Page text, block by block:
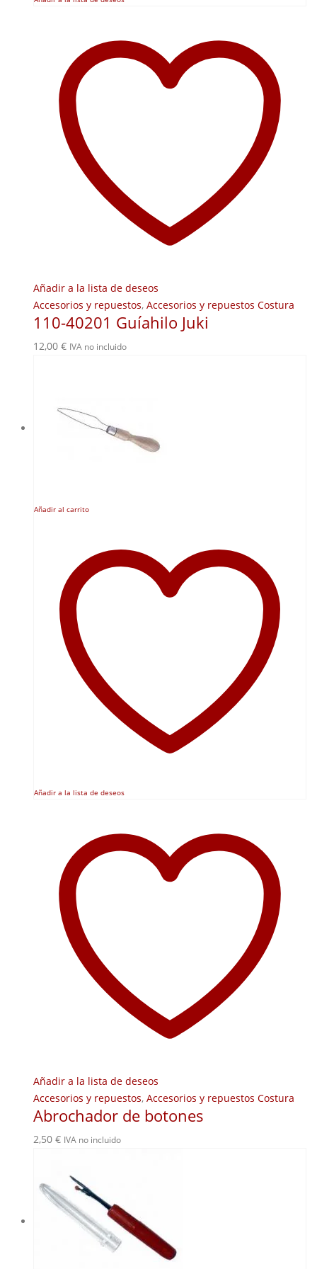
Añadir a la lista de deseos
Accesorios y repuestos, Accesorios y repuestos Costura
110-40201 Guíahilo Juki
12,00 € IVA no incluido
Añadir al carrito
Añadir a la lista de deseos
Añadir a la lista de deseos
Accesorios y repuestos, Accesorios y repuestos Costura
Abrochador de botones
2,50 € IVA no incluido